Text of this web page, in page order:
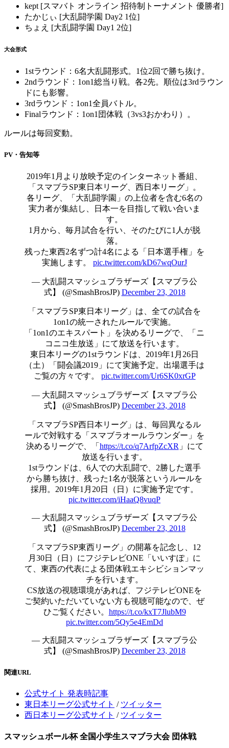
kept [スマバト オンライン 招待制トーナメント 優勝者]
たかじぃ [大乱闘学園 Day2 1位]
ちょえ [大乱闘学園 Day1 2位]
大会形式
1stラウンド：6名大乱闘形式。1位2回で勝ち抜け。
2ndラウンド：1on1総当り戦。各2先。順位は3rdラウン
ドにも影響。
3rdラウンド：1on1全員バトル。
Finalラウンド：1on1団体戦（3vs3おかわり）。
ルールは毎回変動。
PV・告知等
2019年1月より放映予定のインターネット番組、
「スマブラSP東日本リーグ、西日本リーグ」。
各リーグ、「大乱闘学園」の上位者を含む6名の
実力者が集結し、日本一を目指して戦い合いま
す。
1月から、毎月試合を行い、そのたびに1人が脱
落。
残った東西2名ずつ計4名による「日本選手権」を
実施します。 pic.twitter.com/kD67wqOurJ
— 大乱闘スマッシュブラザーズ【スマブラ公
式】 (@SmashBrosJP) December 23, 2018
「スマブラSP東日本リーグ」は、全ての試合を
1on1の統一されたルールで実施。
「1on1のエキスパート」を決めるリーグで、「ニ
コニコ生放送」にて放送を行います。
東日本リーグの1stラウンドは、2019年1月26日
（土）「闘会議2019」にて実施予定。出場選手は
ご覧の方々です。 pic.twitter.com/Ur6SK0xrGP
— 大乱闘スマッシュブラザーズ【スマブラ公
式】 (@SmashBrosJP) December 23, 2018
「スマブラSP西日本リーグ」は、毎回異なるル
ールで対戦する「スマブラオールラウンダー」を
決めるリーグで、「 https://t.co/q7ArfpZcXR 」にて
放送を行います。
1stラウンドは、6人での大乱闘で、2勝した選手
から勝ち抜け、残った1名が脱落というルールを
採用。2019年1月20日（日）に実施予定です。
pic.twitter.com/iHaaQ8vuqP
— 大乱闘スマッシュブラザーズ【スマブラ公
式】 (@SmashBrosJP) December 23, 2018
「スマブラSP東西リーグ」の開幕を記念し、12
月30日（日）にフジテレビONE「いいすぽ」に
て、東西の代表による団体戦エキシビションマッ
チを行います。
CS放送の視聴環境があれば、フジテレビONEを
ご契約いただいていない方も視聴可能なので、ぜ
ひご覧ください。 https://t.co/kxT7JlubM9
pic.twitter.com/5Qy5e4EmDd
— 大乱闘スマッシュブラザーズ【スマブラ公
式】 (@SmashBrosJP) December 23, 2018
関連URL
公式サイト 発表時記事
東日本リーグ公式サイト / ツイッター
西日本リーグ公式サイト / ツイッター
スマッシュボール杯 全国小学生スマブラ大会 団体戦